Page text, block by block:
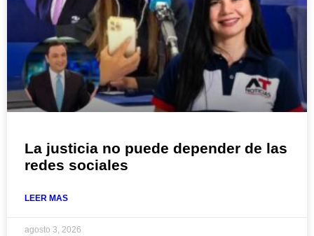
La justicia no puede depender de las
redes sociales
LEER MAS
agosto 3, 2026